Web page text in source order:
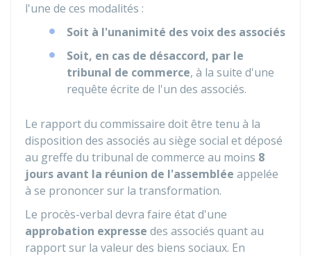
l'une de ces modalités :
Soit à l'unanimité des voix des associés
Soit, en cas de désaccord, par le
tribunal de commerce, à la suite d'une
requête écrite de l'un des associés.
Le rapport du commissaire doit être tenu à la
disposition des associés au siège social et déposé
au greffe du tribunal de commerce au moins 8
jours avant la réunion de l'assemblée appelée
à se prononcer sur la transformation.
Le procès-verbal devra faire état d'une
approbation expresse des associés quant au
rapport sur la valeur des biens sociaux. En